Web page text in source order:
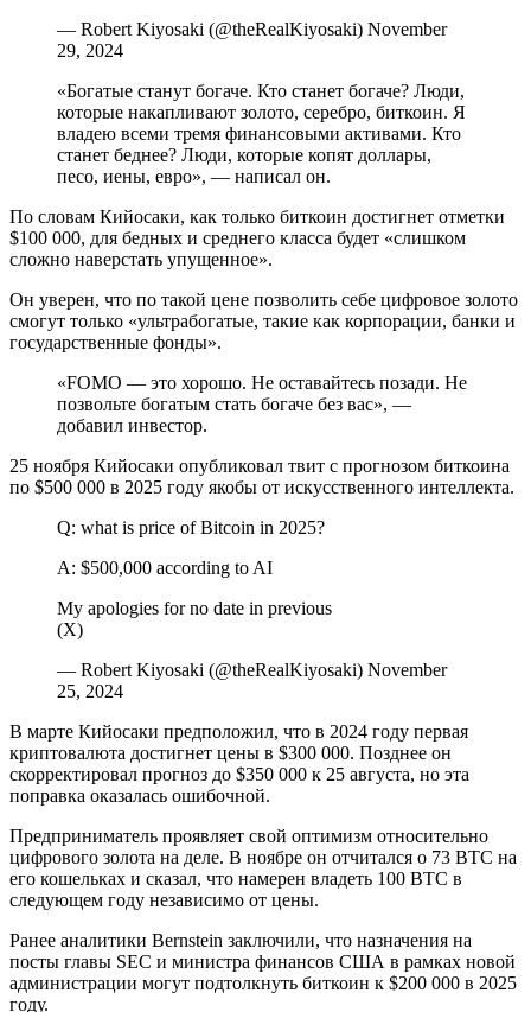
— Robert Kiyosaki (@theRealKiyosaki) November
29, 2024
«Богатые станут богаче. Кто станет богаче? Люди,
которые накапливают золото, серебро, биткоин. Я
владею всеми тремя финансовыми активами. Кто
станет беднее? Люди, которые копят доллары,
песо, иены, евро», — написал он.
По словам Кийосаки, как только биткоин достигнет отметки
$100 000, для бедных и среднего класса будет «слишком
сложно наверстать упущенное».
Он уверен, что по такой цене позволить себе цифровое золото
смогут только «ультрабогатые, такие как корпорации, банки и
государственные фонды».
«FOMO — это хорошо. Не оставайтесь позади. Не
позвольте богатым стать богаче без вас», —
добавил инвестор.
25 ноября Кийосаки опубликовал твит с прогнозом биткоина
по $500 000 в 2025 году якобы от искусственного интеллекта.
Q: what is price of Bitcoin in 2025?
A: $500,000 according to AI
My apologies for no date in previous
(X)
— Robert Kiyosaki (@theRealKiyosaki) November
25, 2024
В марте Кийосаки предположил, что в 2024 году первая
криптовалюта достигнет цены в $300 000. Позднее он
скорректировал прогноз до $350 000 к 25 августа, но эта
поправка оказалась ошибочной.
Предприниматель проявляет свой оптимизм относительно
цифрового золота на деле. В ноябре он отчитался о 73 BTC на
его кошельках и сказал, что намерен владеть 100 BTC в
следующем году независимо от цены.
Ранее аналитики Bernstein заключили, что назначения на
посты главы SEC и министра финансов США в рамках новой
администрации могут подтолкнуть биткоин к $200 000 в 2025
году.